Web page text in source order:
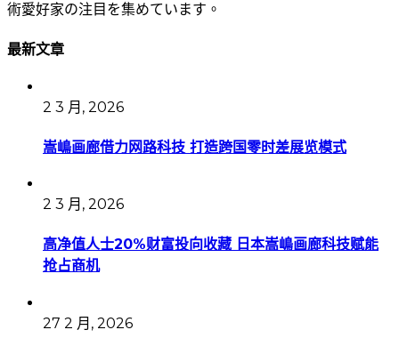
術愛好家の注目を集めています。
最新文章
2 3 月, 2026
嵩嶋画廊借力网路科技 打造跨国零时差展览模式
2 3 月, 2026
高净值人士20%财富投向收藏 日本嵩嶋画廊科技赋能
抢占商机
27 2 月, 2026